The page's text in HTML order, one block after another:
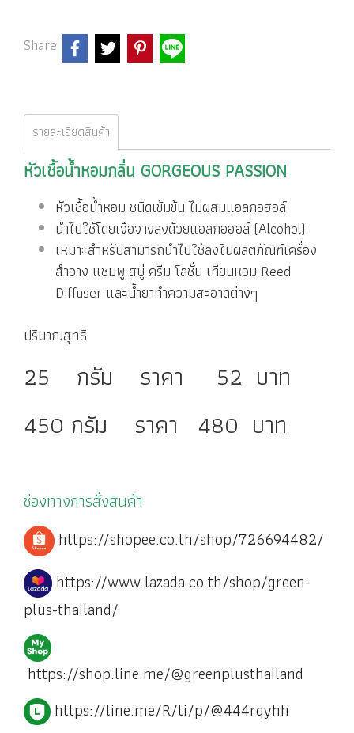
Share
รายละเอียดสินค้า
หัวเชื้อน้ำหอมกลิ่น GORGEOUS PASSION
หัวเชื้อน้ำหอม ชนิดเข้มข้น ไม่ผสมแอลกอฮอล์
นำไปใช้โดยเจือจางลงด้วยแอลกอฮอล์ (Alcohol)
เหมาะสำหรับสามารถนำไปใช้ลงในผลิตภัณฑ์เครื่อง
สำอาง แชมพู สบู่ ครีม โลชั่น เทียนหอม Reed
Diffuser และน้ำยาทำความสะอาดต่างๆ
ปริมาณสุทธิ
25 กรัม ราคา 52 บาท
450 กรัม ราคา 480 บาท
ช่องทางการสั่งสินค้า
https://shopee.co.th/shop/726694482/
https://www.lazada.co.th/shop/green-
plus-thailand/
https://shop.line.me/@greenplusthailand
https://line.me/R/ti/p/@444rqyhh